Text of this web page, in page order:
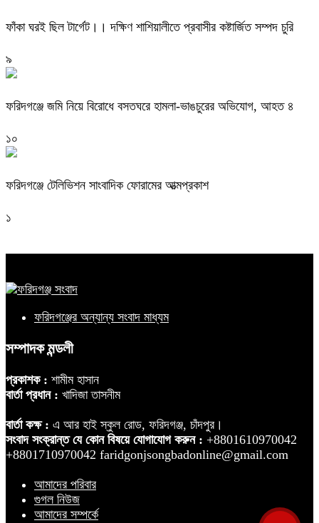
ফাঁকা ঘরই ছিল টার্গেট।। দক্ষিণ শাশিয়ালীতে প্রবাসীর কষ্টার্জিত সম্পদ চুরি
৯
ফরিদগঞ্জে জমি নিয়ে বিরোধে বসতঘরে হামলা-ভাঙচুরের অভিযোগ, আহত ৪
১০
ফরিদগঞ্জে টেলিভিশন সাংবাদিক ফোরামের আত্মপ্রকাশ
১
ফরিদগঞ্জের অন্যান্য সংবাদ মাধ্যম
সম্পাদক মন্ডলী
প্রকাশক : শামীম হাসান
বার্তা প্রধান : খাদিজা তাসনীম
বার্তা কক্ষ : এ আর হাই স্কুল রোড, ফরিদগঞ্জ, চাঁদপুর।
সংবাদ সংক্রান্ত যে কোন বিষয়ে যোগাযোগ করুন : +8801610970042
+8801710970042 faridgonjsongbadonline@gmail.com
আমাদের পরিবার
গুগল নিউজ
আমাদের সম্পর্কে